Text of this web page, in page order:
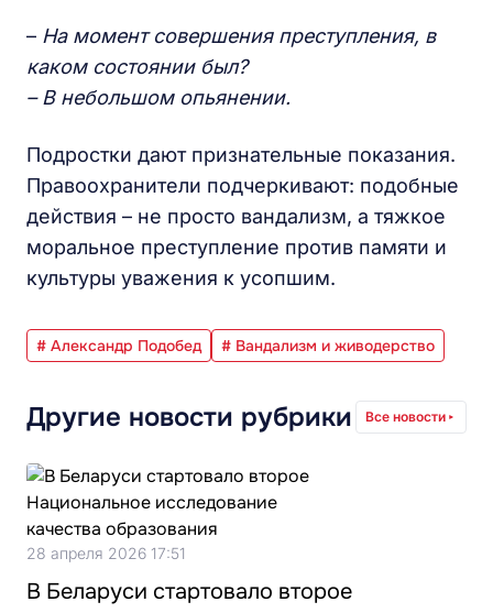
– На момент совершения преступления, в
каком состоянии был?
– В небольшом опьянении.
Подростки дают признательные показания.
Правоохранители подчеркивают: подобные
действия – не просто вандализм, а тяжкое
моральное преступление против памяти и
культуры уважения к усопшим.
# Александр Подобед # Вандализм и живодерство
Другие новости рубрики Все новости
28 апреля 2026 17:51
В Беларуси стартовало второе